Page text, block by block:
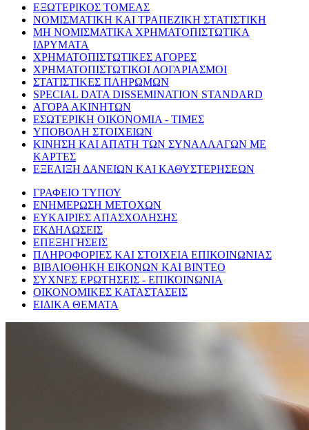
ΕΞΩΤΕΡΙΚΟΣ ΤΟΜΕΑΣ
ΝΟΜΙΣΜΑΤΙΚΗ ΚΑΙ ΤΡΑΠΕΖΙΚΗ ΣΤΑΤΙΣΤΙΚΗ
ΜΗ ΝΟΜΙΣΜΑΤΙΚΑ ΧΡΗΜΑΤΟΠΙΣΤΩΤΙΚΑ
ΙΔΡΥΜΑΤΑ
ΧΡΗΜΑΤΟΠΙΣΤΩΤΙΚΕΣ ΑΓΟΡΕΣ
ΧΡΗΜΑΤΟΠΙΣΤΩΤΙΚΟΙ ΛΟΓΑΡΙΑΣΜΟΙ
ΣΤΑΤΙΣΤΙΚΕΣ ΠΛΗΡΩΜΩΝ
SPECIAL DATA DISSEMINATION STANDARD
ΑΓΟΡΑ ΑΚΙΝΗΤΩΝ
ΕΣΩΤΕΡΙΚΗ ΟΙΚΟΝΟΜΙΑ - ΤΙΜΕΣ
ΥΠΟΒΟΛΗ ΣΤΟΙΧΕΙΩΝ
ΚΙΝΗΣΗ ΚΑΙ ΑΠΑΤΗ ΤΩΝ ΣΥΝΑΛΛΑΓΩΝ ΜΕ
ΚΑΡΤΕΣ
ΕΞΕΛΙΞΗ ΔΑΝΕΙΩΝ ΚΑΙ ΚΑΘΥΣΤΕΡΗΣΕΩΝ
ΓΡΑΦΕΙΟ ΤΥΠΟΥ
ΕΝΗΜΕΡΩΣΗ ΜΕΤΟΧΩΝ
ΕΥΚΑΙΡΙΕΣ ΑΠΑΣΧΟΛΗΣΗΣ
ΕΚΔΗΛΩΣΕΙΣ
ΕΠΕΞΗΓΗΣΕΙΣ
ΠΛΗΡΟΦΟΡΙΕΣ ΚΑΙ ΣΤΟΙΧΕΙΑ ΕΠΙΚΟΙΝΩΝΙΑΣ
ΒΙΒΛΙΟΘΗΚΗ ΕΙΚΟΝΩΝ ΚΑΙ ΒΙΝΤΕΟ
ΣΥΧΝΕΣ ΕΡΩΤΗΣΕΙΣ - ΕΠΙΚΟΙΝΩΝΙΑ
ΟΙΚΟΝΟΜΙΚΕΣ ΚΑΤΑΣΤΑΣΕΙΣ
ΕΙΔΙΚΑ ΘΕΜΑΤΑ